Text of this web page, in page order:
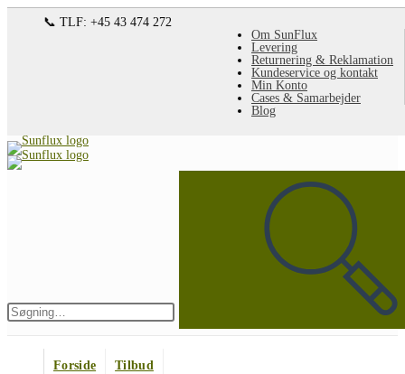
Om SunFlux
Levering
Returnering & Reklamation
Kundeservice og kontakt
Min Konto
Cases & Samarbejder
Blog
📞 TLF: +45 43 474 272
Forside
Tilbud